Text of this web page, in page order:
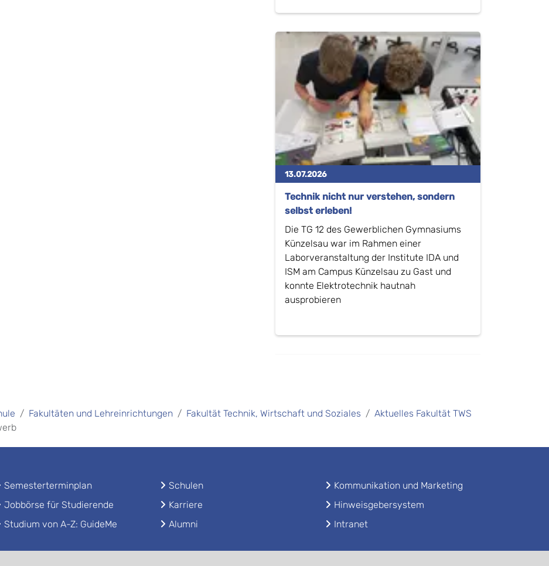
13.07.2026
Technik nicht nur verstehen, sondern
selbst erleben!
Die TG 12 des Gewerblichen Gymnasiums
Künzelsau war im Rahmen einer
Laborveranstaltung der Institute IDA und
ISM am Campus Künzelsau zu Gast und
konnte Elektrotechnik hautnah
ausprobieren
Fakultäten und Lehreinrichtungen Fakultät Technik, Wirtschaft und Soziales
Aktuelles Fakultät TWS
Semesterterminplan
Jobbörse für Studierende
Studium von A-Z: GuideMe
Schulen
Karriere
Alumni
Kommunikation und Marketing
Hinweisgebersystem
Intranet